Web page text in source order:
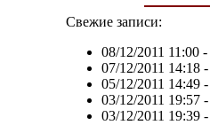
Свежие записи:
08/12/2011 11:00-
07/12/2011 14:18-
05/12/2011 14:49-
03/12/2011 19:57-
03/12/2011 19:39-